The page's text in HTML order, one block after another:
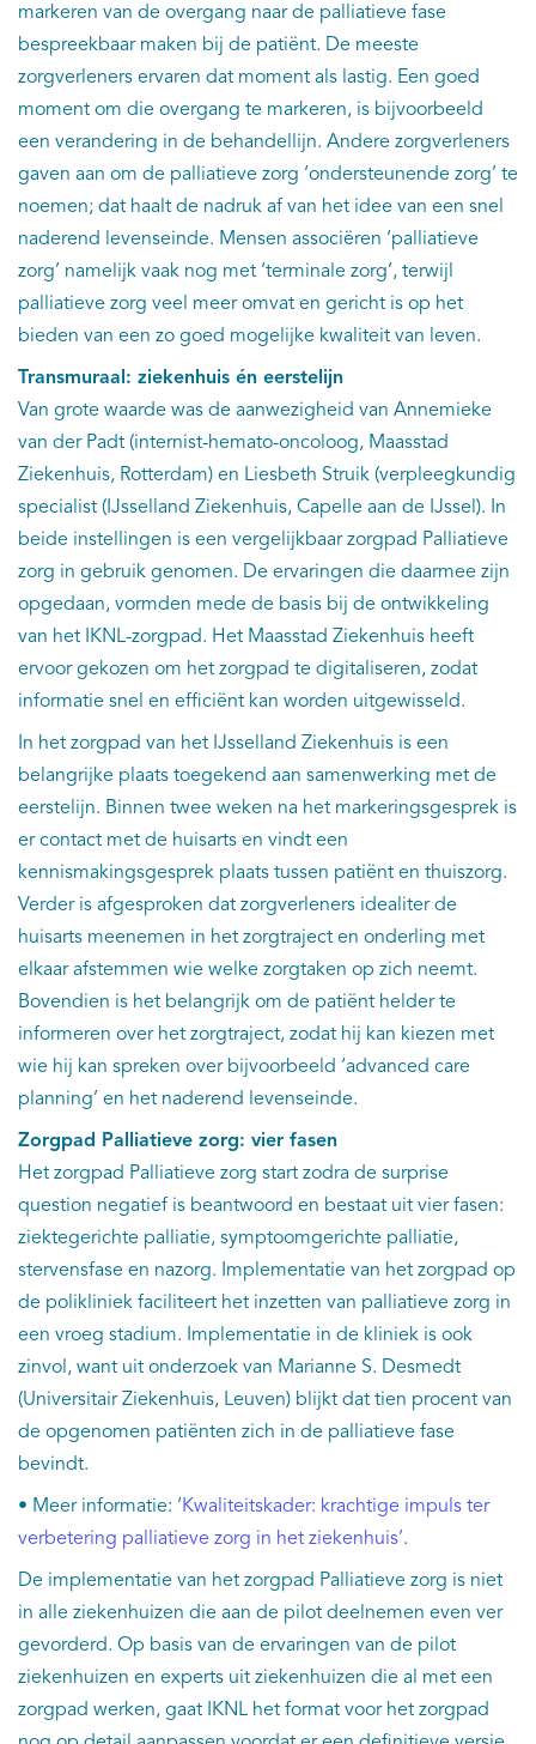
markeren van de overgang naar de palliatieve fase
bespreekbaar maken bij de patiënt. De meeste
zorgverleners ervaren dat moment als lastig. Een goed
moment om die overgang te markeren, is bijvoorbeeld
een verandering in de behandellijn. Andere zorgverleners
gaven aan om de palliatieve zorg ‘ondersteunende zorg’ te
noemen; dat haalt de nadruk af van het idee van een snel
naderend levenseinde. Mensen associëren ‘palliatieve
zorg’ namelijk vaak nog met ‘terminale zorg’, terwijl
palliatieve zorg veel meer omvat en gericht is op het
bieden van een zo goed mogelijke kwaliteit van leven.
Transmuraal: ziekenhuis én eerstelijn
Van grote waarde was de aanwezigheid van Annemieke
van der Padt (internist-hemato-oncoloog, Maasstad
Ziekenhuis, Rotterdam) en Liesbeth Struik (verpleegkundig
specialist (IJsselland Ziekenhuis, Capelle aan de IJssel). In
beide instellingen is een vergelijkbaar zorgpad Palliatieve
zorg in gebruik genomen. De ervaringen die daarmee zijn
opgedaan, vormden mede de basis bij de ontwikkeling
van het IKNL-zorgpad. Het Maasstad Ziekenhuis heeft
ervoor gekozen om het zorgpad te digitaliseren, zodat
informatie snel en efficiënt kan worden uitgewisseld.
In het zorgpad van het IJsselland Ziekenhuis is een
belangrijke plaats toegekend aan samenwerking met de
eerstelijn. Binnen twee weken na het markeringsgesprek is
er contact met de huisarts en vindt een
kennismakingsgesprek plaats tussen patiënt en thuiszorg.
Verder is afgesproken dat zorgverleners idealiter de
huisarts meenemen in het zorgtraject en onderling met
elkaar afstemmen wie welke zorgtaken op zich neemt.
Bovendien is het belangrijk om de patiënt helder te
informeren over het zorgtraject, zodat hij kan kiezen met
wie hij kan spreken over bijvoorbeeld ‘advanced care
planning’ en het naderend levenseinde.
Zorgpad Palliatieve zorg: vier fasen
Het zorgpad Palliatieve zorg start zodra de surprise
question negatief is beantwoord en bestaat uit vier fasen:
ziektegerichte palliatie, symptoomgerichte palliatie,
stervensfase en nazorg. Implementatie van het zorgpad op
de polikliniek faciliteert het inzetten van palliatieve zorg in
een vroeg stadium. Implementatie in de kliniek is ook
zinvol, want uit onderzoek van Marianne S. Desmedt
(Universitair Ziekenhuis, Leuven) blijkt dat tien procent van
de opgenomen patiënten zich in de palliatieve fase
bevindt.
• Meer informatie: ‘Kwaliteitskader: krachtige impuls ter
verbetering palliatieve zorg in het ziekenhuis’.
De implementatie van het zorgpad Palliatieve zorg is niet
in alle ziekenhuizen die aan de pilot deelnemen even ver
gevorderd. Op basis van de ervaringen van de pilot
ziekenhuizen en experts uit ziekenhuizen die al met een
zorgpad werken, gaat IKNL het format voor het zorgpad